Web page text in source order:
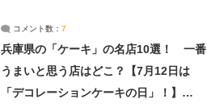
コメント数： 7
兵庫県の「ケーキ」の名店10選！ 一番
うまいと思う店はどこ？【7月12日は
「デコレーションケーキの日」！】